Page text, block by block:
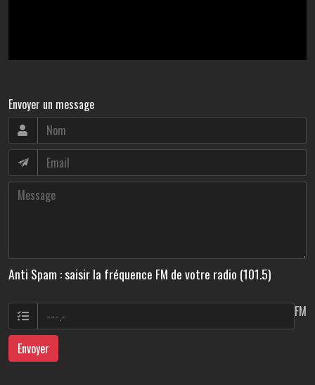
Envoyer un message
Anti Spam : saisir la fréquence FM de votre radio (101.5)
FM
Envoyer